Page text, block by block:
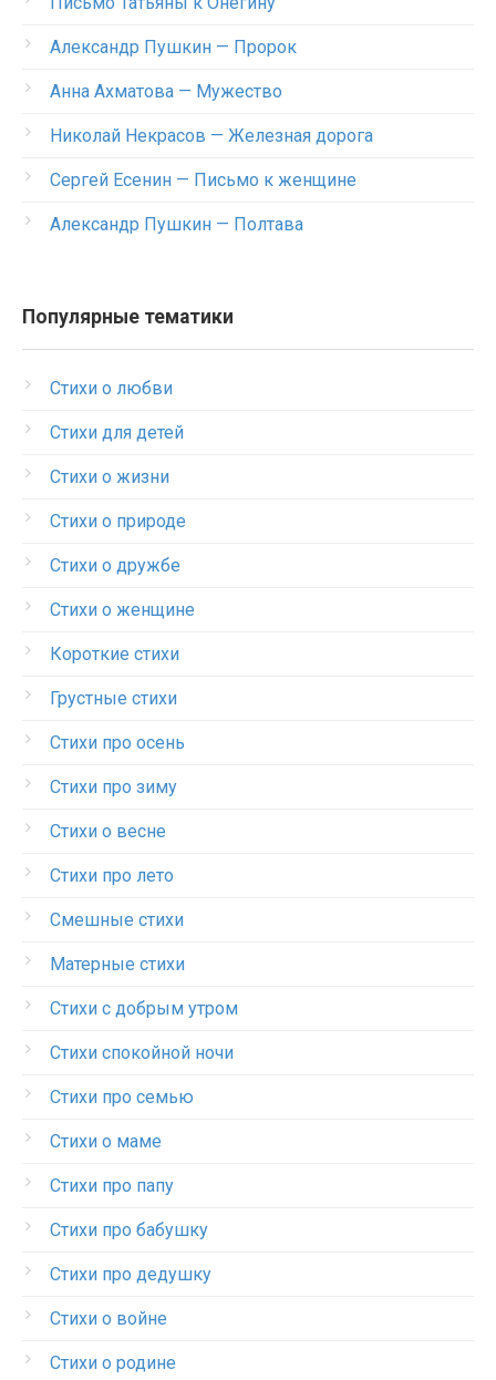
Александр Пушкин — Пророк
Анна Ахматова — Мужество
Николай Некрасов — Железная дорога
Сергей Есенин — Письмо к женщине
Александр Пушкин — Полтава
Популярные тематики
Стихи о любви
Стихи для детей
Стихи о жизни
Стихи о природе
Стихи о дружбе
Стихи о женщине
Короткие стихи
Грустные стихи
Стихи про осень
Стихи про зиму
Стихи о весне
Стихи про лето
Смешные стихи
Матерные стихи
Стихи с добрым утром
Стихи спокойной ночи
Стихи про семью
Стихи о маме
Стихи про папу
Стихи про бабушку
Стихи про дедушку
Стихи о войне
Стихи о родине